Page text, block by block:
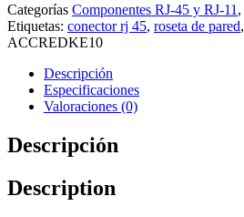
Categorías Componentes RJ-45 y RJ-11 ,
Etiquetas: conector rj 45, roseta de pared,
ACCREDKE10
Descripción
Especificaciones
Valoraciones (0)
Descripción
Description